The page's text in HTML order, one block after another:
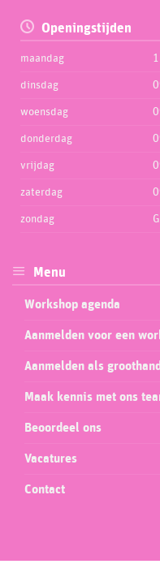
Openingstijden
maandag
dinsdag
woensdag
donderdag
vrijdag
zaterdag
zondag
Menu
Workshop agenda
Aanmelden voor een
Aanmelden als
Maak kennis met ons
Beoordeel ons
Vacatures
Contact